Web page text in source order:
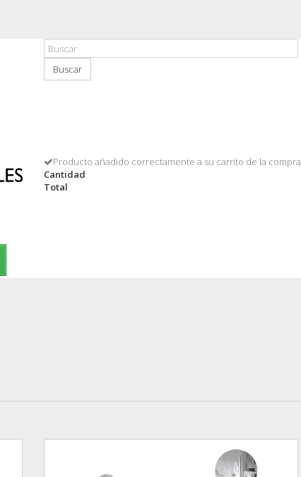
Buscar
Producto añadido correctamente a su carrito de la compra
Cantidad
Total